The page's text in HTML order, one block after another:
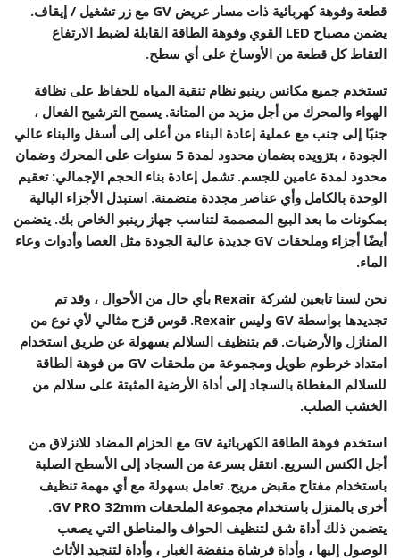
قطعة وفوهة كهربائية ذات مسار عريض GV مع زر تشغيل / إيقاف.
يضمن مصباح LED القوي وفوهة الطاقة القابلة لضبط الارتفاع
التقاط كل قطعة من الأوساخ على أي سطح.
تستخدم جميع مكانس رينبو نظام تنقية المياه للحفاظ على نظافة
الهواء والمحرك من أجل مزيد من المتانة. يسمح الترشيح الفعال ،
جنبًا إلى جنب مع عملية إعادة البناء من أعلى إلى أسفل والبناء عالي
الجودة ، بتزويده بضمان محدود لمدة 5 سنوات على المحرك وضمان
محدود لمدة عامين للجسم. تشمل إعادة بناء الحجم الإجمالي: تعقيم
الوحدة بالكامل وأي عناصر مجددة متضمنة. استبدل الأجزاء البالية
بمكونات ما بعد البيع المصممة لتناسب جهاز رينبو الخاص بك. يتضمن
أيضًا أجزاء وملحقات GV جديدة عالية الجودة مثل العصا وأدوات وعاء
الماء.
نحن لسنا تابعين لشركة Rexair بأي حال من الأحوال ، وقد تم
تجديدها بواسطة GV وليس Rexair. قوس قزح مثالي لأي نوع من
المنازل والأرضيات. قم بتنظيف السلالم بسهولة عن طريق استخدام
امتداد خرطوم طويل ومجموعة من ملحقات GV من فوهة الطاقة
للسلالم المغطاة بالسجاد إلى أداة الأرضية المثبتة على سلالم من
الخشب الصلب.
استخدم فوهة الطاقة الكهربائية GV مع الحزام المضاد للانزلاق من
أجل الكنس السريع. انتقل بسرعة من السجاد إلى الأسطح الصلبة
باستخدام مفتاح مقبض مريح. تعامل بسهولة مع أي مهمة تنظيف
أخرى بالمنزل باستخدام مجموعة الملحقات GV PRO 32mm.
يتضمن ذلك أداة شق لتنظيف الحواف والمناطق التي يصعب
الوصول إليها ، وأداة فرشاة منفضة الغبار ، وأداة لتنجيد الأثاث